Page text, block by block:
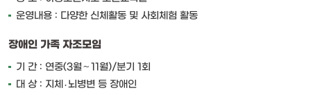
운영내용 : 다양한 신체활동 및 사회체험 활동
장애인 가족 자조모임
기 간 : 연중(3월∼11월)/분기 1회
대 상 : 지체․뇌병변 등 장애인